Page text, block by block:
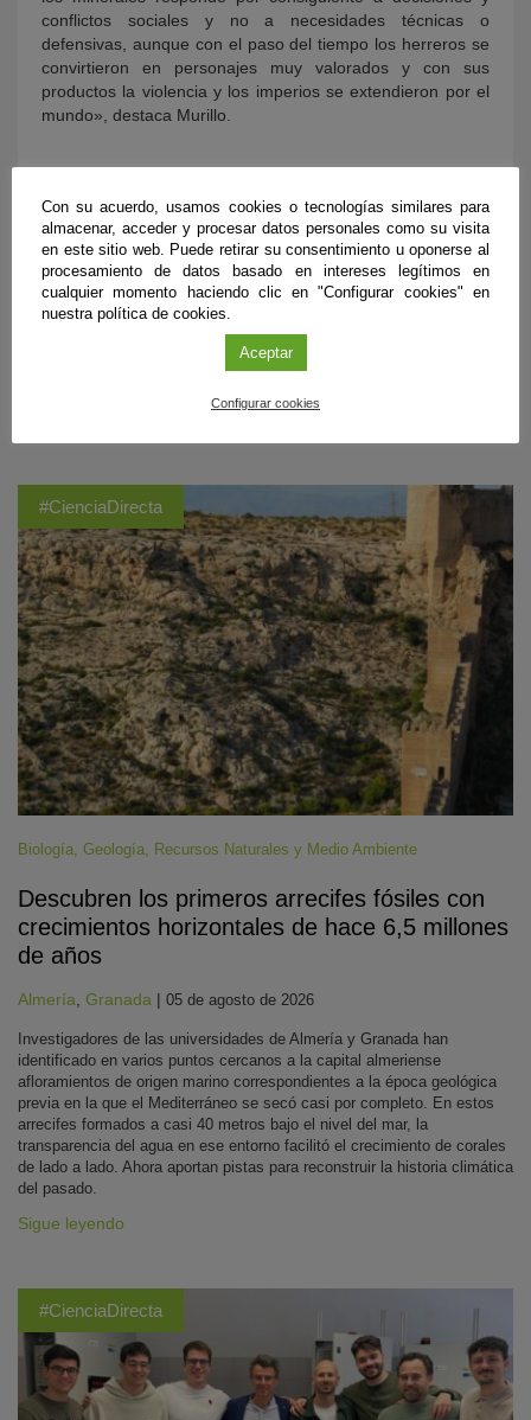
conflictos sociales y no a necesidades técnicas o
defensivas, aunque con el paso del tiempo los herreros se
convirtieron en personajes muy valorados y con sus
productos la violencia y los imperios se extendieron por el
mundo», destaca Murillo.
ÚLTIMAS PUBLICACIONES
#CienciaDirecta
Biología, Geología, Recursos Naturales y Medio Ambiente
Descubren los primeros arrecifes fósiles con
crecimientos horizontales de hace 6,5 millones
de años
Almería Granada | 05 de agosto de 2026
Investigadores de las universidades de Almería y Granada han
identificado en varios puntos cercanos a la capital almeriense
afloramientos de origen marino correspondientes a la época geológica
previa en la que el Mediterráneo se secó casi por completo. En estos
arrecifes formados a casi 40 metros bajo el nivel del mar, la
transparencia del agua en ese entorno facilitó el crecimiento de corales
de lado a lado. Ahora aportan pistas para reconstruir la historia climática
del pasado.
Sigue leyendo
#CienciaDirecta
Con su acuerdo, usamos cookies o tecnologías similares para
almacenar, acceder y procesar datos personales como su visita
en este sitio web. Puede retirar su consentimiento u oponerse al
procesamiento de datos basado en intereses legítimos en
cualquier momento haciendo clic en "Configurar cookies" en
nuestra política de cookies.
Aceptar
Configurar cookies